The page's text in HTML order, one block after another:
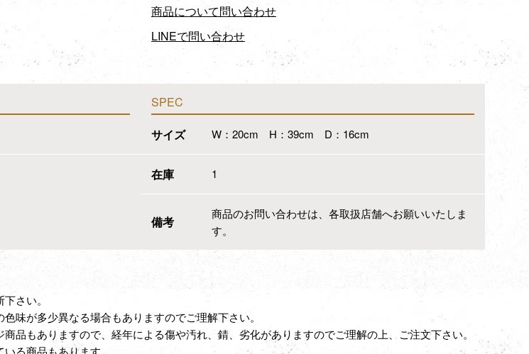
商品について問い合わせ
LINEで問い合わせ
SPEC
サイズ
W：20cm H：39cm D：16cm
在庫 1
備考
商品のお問い合わせは、各取扱店舗へお願いいたしま
す。
さい。
味が多少異なる場合もありますのでご理解下さい。
品もありますので、経年による傷や汚れ、錆、劣化がありますのでご理解の上、ご注文下さい。
る商品もあります。